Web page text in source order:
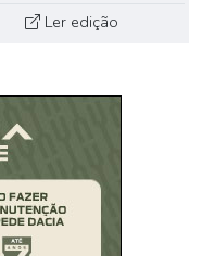
Ler edição